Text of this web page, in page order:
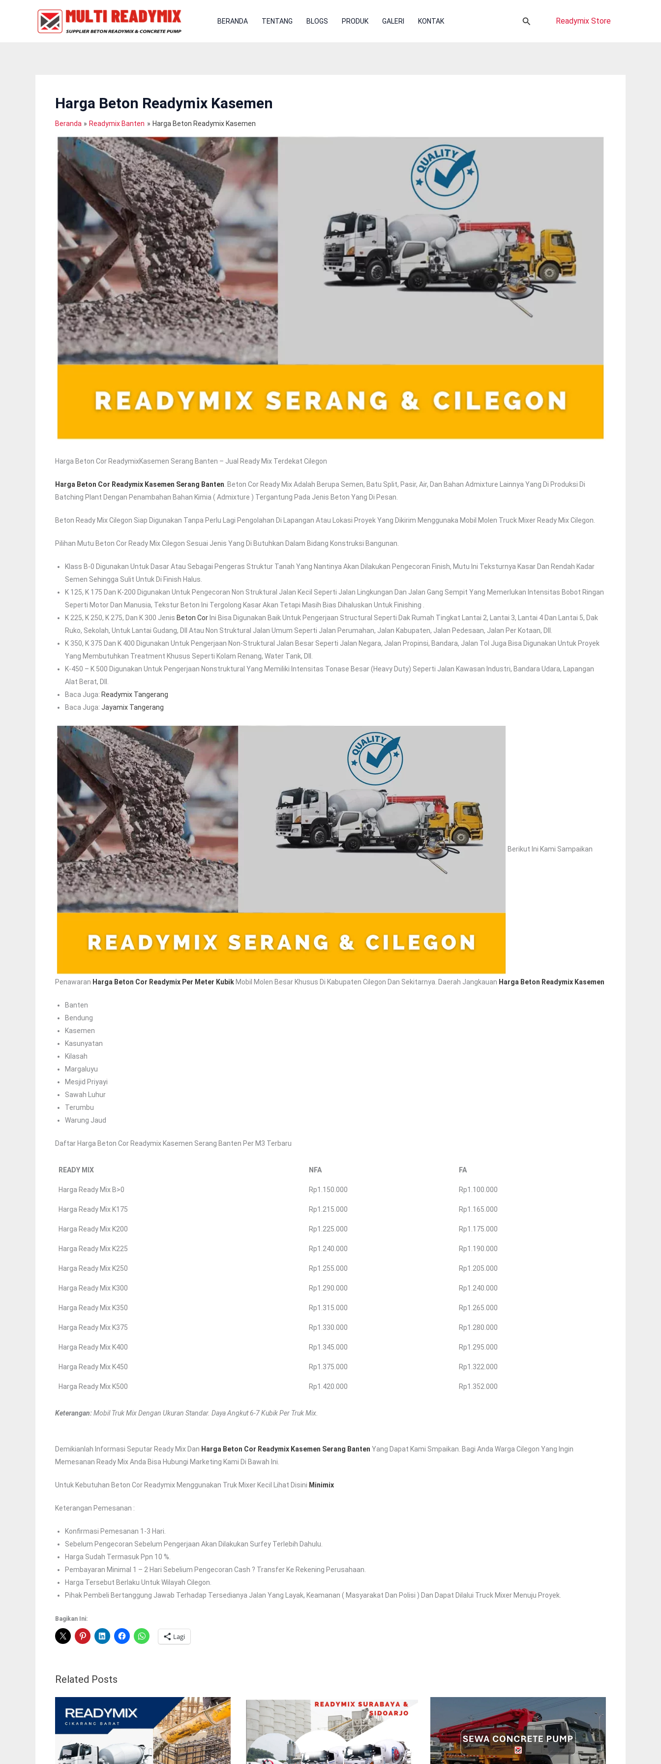
BERANDA TENTANG BLOGS PRODUK GALERI KONTAK Cari Readymix Store
Harga Beton Readymix Kasemen
Beranda Readymix Banten Harga Beton Readymix Kasemen
Harga Beton Cor ReadymixKasemen Serang Banten – Jual Ready Mix Terdekat Cilegon
Harga Beton Cor Readymix Kasemen Serang Banten . Beton Cor Ready Mix Adalah Berupa Semen, Batu Split, Pasir, Air, Dan Bahan Admixture Lainnya Yang Di Produksi Di
Batching Plant Dengan Penambahan Bahan Kimia ( Admixture ) Tergantung Pada Jenis Beton Yang Di Pesan.
Beton Ready Mix Cilegon Siap Digunakan Tanpa Perlu Lagi Pengolahan Di Lapangan Atau Lokasi Proyek Yang Dikirim Menggunaka Mobil Molen Truck Mixer Ready Mix Cilegon.
Pilihan Mutu Beton Cor Ready Mix Cilegon Sesuai Jenis Yang Di Butuhkan Dalam Bidang Konstruksi Bangunan.
Klass B-0 Digunakan Untuk Dasar Atau Sebagai Pengeras Struktur Tanah Yang Nantinya Akan Dilakukan Pengecoran Finish, Mutu Ini Teksturnya Kasar Dan Rendah Kadar
Semen Sehingga Sulit Untuk Di Finish Halus.
K 125, K 175 Dan K-200 Digunakan Untuk Pengecoran Non Struktural Jalan Kecil Seperti Jalan Lingkungan Dan Jalan Gang Sempit Yang Memerlukan Intensitas Bobot Ringan
Seperti Motor Dan Manusia, Tekstur Beton Ini Tergolong Kasar Akan Tetapi Masih Bias Dihaluskan Untuk Finishing .
K 225, K 250, K 275, Dan K 300 Jenis Beton Cor Ini Bisa Digunakan Baik Untuk Pengerjaan Structural Seperti Dak Rumah Tingkat Lantai 2, Lantai 3, Lantai 4 Dan Lantai 5, Dak
Ruko, Sekolah, Untuk Lantai Gudang, Dll Atau Non Struktural Jalan Umum Seperti Jalan Perumahan, Jalan Kabupaten, Jalan Pedesaan, Jalan Per Kotaan, Dll.
K 350, K 375 Dan K 400 Digunakan Untuk Pengerjaan Non-Struktural Jalan Besar Seperti Jalan Negara, Jalan Propinsi, Bandara, Jalan Tol Juga Bisa Digunakan Untuk Proyek
Yang Membutuhkan Treatment Khusus Seperti Kolam Renang, Water Tank, Dll.
K-450 – K 500 Digunakan Untuk Pengerjaan Nonstruktural Yang Memiliki Intensitas Tonase Besar (heavy Duty) Seperti Jalan Kawasan Industri, Bandara Udara, Lapangan
Alat Berat, Dll.
Baca Juga: Readymix Tangerang
Baca Juga: Jayamix Tangerang
Berikut Ini Kami Sampaikan
Penawaran Harga Beton Cor Readymix Per Meter Kubik Mobil Molen Besar Khusus Di Kabupaten Cilegon Dan Sekitarnya. Daerah Jangkauan Harga Beton Readymix Kasemen
Banten
Bendung
Kasemen
Kasunyatan
Kilasah
Margaluyu
Mesjid Priyayi
Sawah Luhur
Terumbu
Warung Jaud
Daftar Harga Beton Cor Readymix Kasemen Serang Banten Per M3 Terbaru
READY MIX NFA FA
Harga Ready Mix B>0 Rp1.150.000 Rp1.100.000
Harga Ready Mix K175 Rp1.215.000 Rp1.165.000
Harga Ready Mix K200 Rp1.225.000 Rp1.175.000
Harga Ready Mix K225 Rp1.240.000 Rp1.190.000
Harga Ready Mix K250 Rp1.255.000 Rp1.205.000
Harga Ready Mix K300 Rp1.290.000 Rp1.240.000
Harga Ready Mix K350 Rp1.315.000 Rp1.265.000
Harga Ready Mix K375 Rp1.330.000 Rp1.280.000
Harga Ready Mix K400 Rp1.345.000 Rp1.295.000
Harga Ready Mix K450 Rp1.375.000 Rp1.322.000
Harga Ready Mix K500 Rp1.420.000 Rp1.352.000
Keterangan:Mobil Truk Mix Dengan Ukuran Standar. Daya Angkut 6-7 Kubik Per Truk Mix.
Demikianlah Informasi Seputar Ready Mix Dan Harga Beton Cor Readymix Kasemen Serang Banten Yang Dapat Kami Smpaikan. Bagi Anda Warga Cilegon Yang Ingin
Memesanan Ready Mix Anda Bisa Hubungi Marketing Kami Di Bawah Ini.
Untuk Kebutuhan Beton Cor Readymix Menggunakan Truk Mixer Kecil Lihat Disini Minimix
Keterangan Pemesanan :
Konfirmasi Pemesanan 1-3 Hari.
Sebelum Pengecoran Sebelum Pengerjaan Akan Dilakukan Surfey Terlebih Dahulu.
Harga Sudah Termasuk Ppn 10 %.
Pembayaran Minimal 1 – 2 Hari Sebelium Pengecoran Cash ? Transfer Ke Rekening Perusahaan.
Harga Tersebut Berlaku Untuk Wilayah Cilegon.
Pihak Pembeli Bertanggung Jawab Terhadap Tersedianya Jalan Yang Layak, Keamanan ( Masyarakat Dan Polisi ) Dan Dapat Dilalui Truck Mixer Menuju Proyek.
Bagikan Ini:
Lagi
Related Posts